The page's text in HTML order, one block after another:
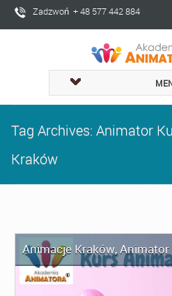
Zadzwoń + 48 577 442 884
Tag Archives: Animator
Kraków
Animacje Kraków,Animator